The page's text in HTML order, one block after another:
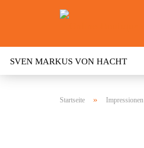
SVEN MARKUS VON HACHT
Startseite » Impressionen